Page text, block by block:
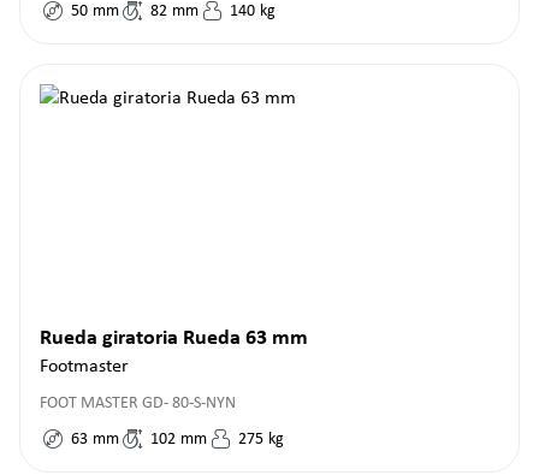
50 mm 82 mm 140 kg
Rueda giratoria Rueda 63 mm
Footmaster
FOOT MASTER GD- 80-S-NYN
63 mm 102 mm 275 kg